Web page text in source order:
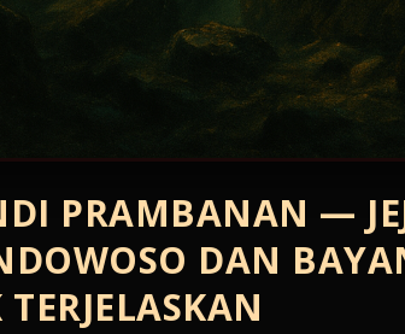
PRAMBANAN —
DAN